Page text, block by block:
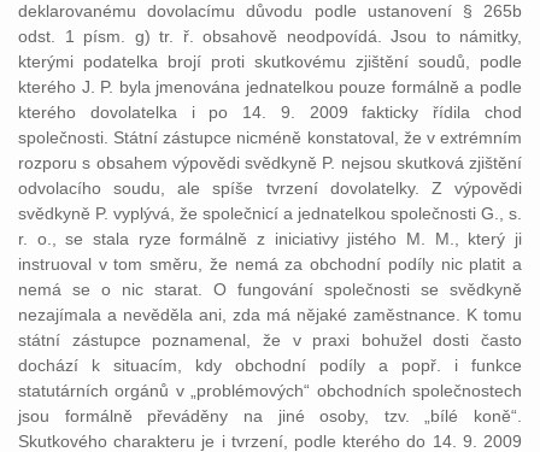
deklarovanému dovolacímu důvodu podle ustanovení § 265b
odst. 1 písm. g) tr. ř. obsahově neodpovídá. Jsou to námitky,
kterými podatelka brojí proti skutkovému zjištění soudů, podle
kterého J. P. byla jmenována jednatelkou pouze formálně a podle
kterého dovolatelka i po 14. 9. 2009 fakticky řídila chod
společnosti. Státní zástupce nicméně konstatoval, že v extrémním
rozporu s obsahem výpovědi svědkyně P. nejsou skutková zjištění
odvolacího soudu, ale spíše tvrzení dovolatelky. Z výpovědi
svědkyně P. vyplývá, že společnicí a jednatelkou společnosti G., s.
r. o., se stala ryze formálně z iniciativy jistého M. M., který ji
instruoval v tom směru, že nemá za obchodní podíly nic platit a
nemá se o nic starat. O fungování společnosti se svědkyně
nezajímala a nevěděla ani, zda má nějaké zaměstnance. K tomu
státní zástupce poznamenal, že v praxi bohužel dosti často
dochází k situacím, kdy obchodní podíly a popř. i funkce
statutárních orgánů v „problémových“ obchodních společnostech
jsou formálně převáděny na jiné osoby, tzv. „bílé koně“.
Skutkového charakteru je i tvrzení, podle kterého do 14. 9. 2009